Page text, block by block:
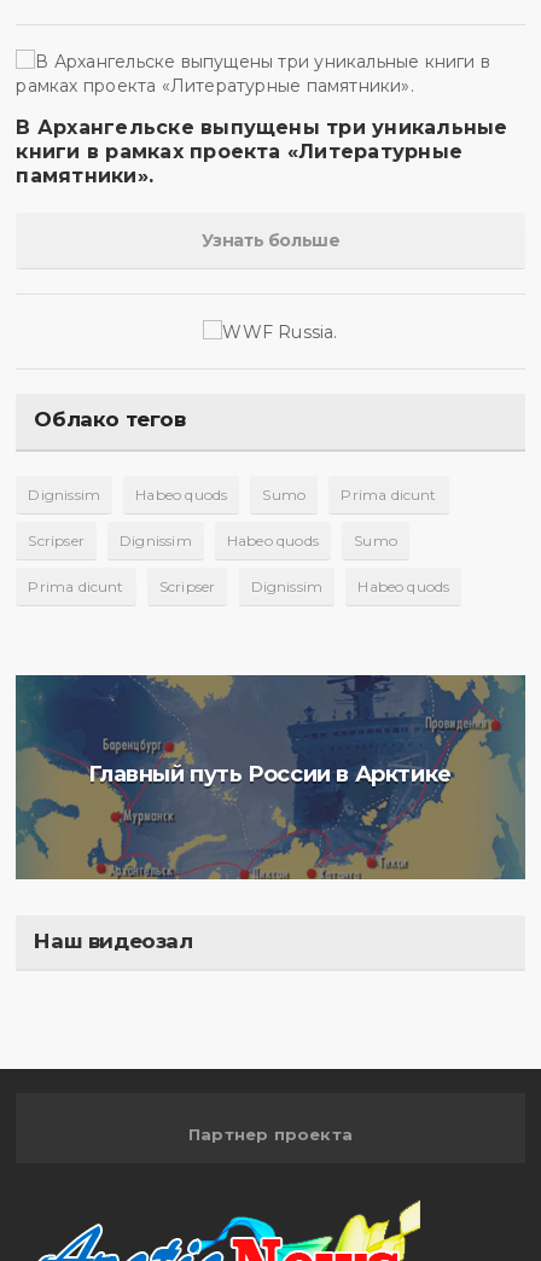
В Архангельске выпущены три уникальные
книги в рамках проекта «Литературные
памятники».
Узнать больше
Облако тегов
Dignissim Habeo quods Sumo Prima dicunt
Scripser Dignissim Habeo quods Sumo
Prima dicunt Scripser Dignissim Habeo quods
Главный путь России в Арктике
Наш видеозал
Партнер проекта